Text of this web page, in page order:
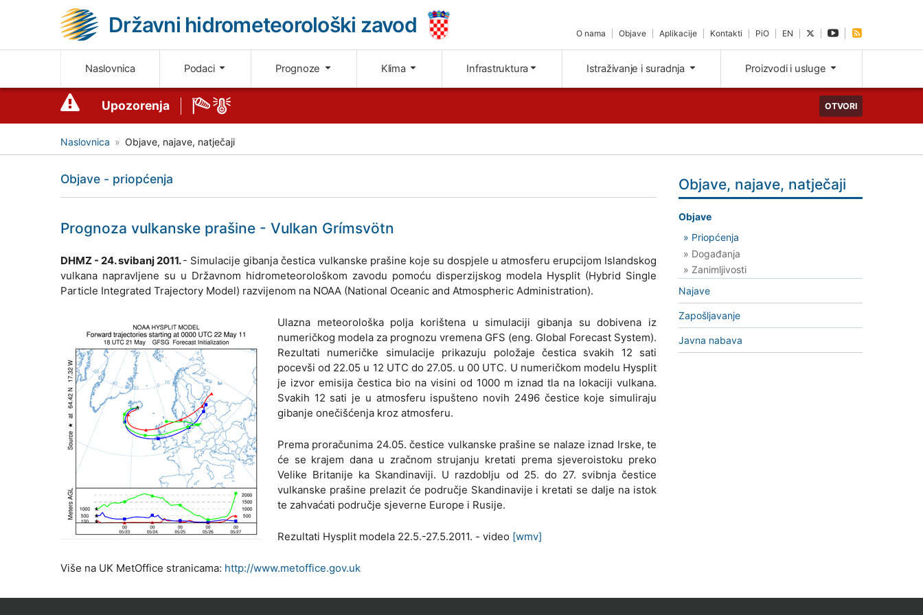
Državni hidrometeorološki zavod O nama Objave Aplikacije Kontakti PiO EN
Naslovnica Podaci Prognoze Klima Infrastruktura Istraživanje i suradnja Proizvodi i usluge
Upozorenja OTVORI
Naslovnica Objave, najave, natječaji
Objave - priopćenja
Prognoza vulkanske prašine - Vulkan Grímsvötn
DHMZ - 24. svibanj 2011.- Simulacije gibanja čestica vulkanske prašine koje su dospjele u atmosferu erupcijom Islandskog
vulkana napravljene su u Državnom hidrometeorološkom zavodu pomoću disperzijskog modela Hysplit (Hybrid Single
Particle Integrated Trajectory Model) razvijenom na NOAA (National Oceanic and Atmospheric Administration).
Ulazna meteorološka polja korištena u simulaciji gibanja su dobivena iz
numeričkog modela za prognozu vremena GFS (eng. Global Forecast System).
Rezultati numeričke simulacije prikazuju položaje čestica svakih 12 sati
pocevši od 22.05 u 12 UTC do 27.05. u 00 UTC. U numeričkom modelu Hysplit
je izvor emisija čestica bio na visini od 1000 m iznad tla na lokaciji vulkana.
Svakih 12 sati je u atmosferu ispušteno novih 2496 čestice koje simuliraju
gibanje onečišćenja kroz atmosferu.
Prema proračunima 24.05. čestice vulkanske prašine se nalaze iznad Irske, te
će se krajem dana u zračnom strujanju kretati prema sjeveroistoku preko
Velike Britanije ka Skandinaviji. U razdoblju od 25. do 27. svibnja čestice
vulkanske prašine prelazit će područje Skandinavije i kretati se dalje na istok
te zahvaćati područje sjeverne Europe i Rusije.
Rezultati Hysplit modela 22.5.-27.5.2011. - video [wmv]
Više na UK MetOffice stranicama: http://www.metoffice.gov.uk
Objave, najave, natječaji
Objave
» Priopćenja
» Događanja
» Zanimljivosti
Najave
Zapošljavanje
Javna nabava